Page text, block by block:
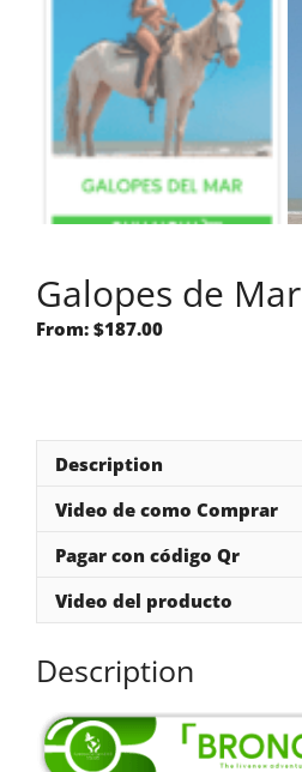
Galopes de Mar
From: $187.00
Description
Video de como Comprar
Pagar con código Qr
Video del producto
Description